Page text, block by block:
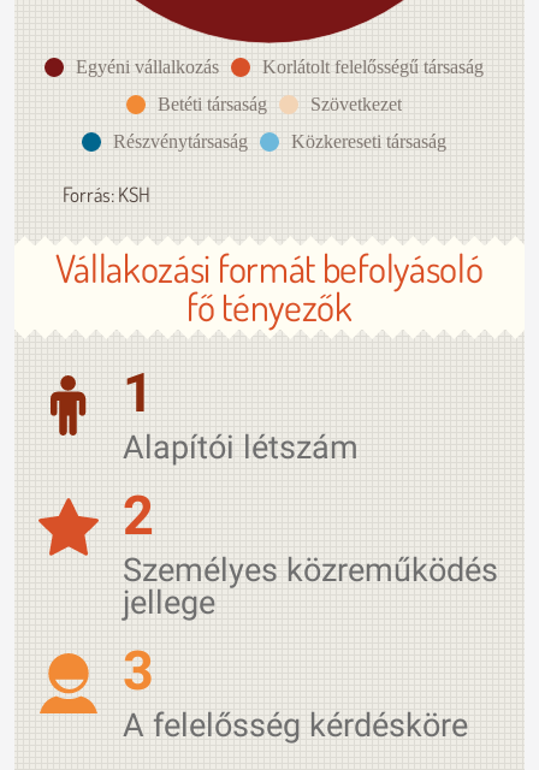
Egyéni vállalkozás
Korlátolt felelősségű társaság
Betéti társaság
Szövetkezet
Részvénytársaság
Közkereseti társaság
Forrás: KSH
Vállakozási formát befolyásoló
fő tényezők
1
Alapítói létszám
2
Személyes közreműködés
jellege
3
A felelősség kérdésköre